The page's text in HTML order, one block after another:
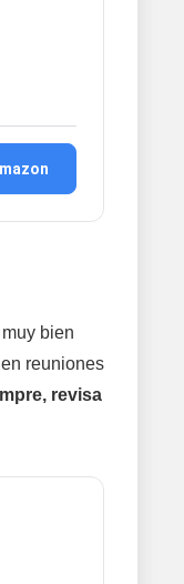
bien
reuniones
revisa